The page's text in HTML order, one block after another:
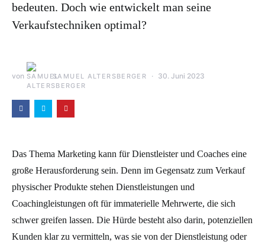
bedeuten. Doch wie entwickelt man seine
Verkaufstechniken optimal?
von SAMUEL ALTERSBERGER 30. Juni 2023
Das Thema Marketing kann für Dienstleister und Coaches eine
große Herausforderung sein. Denn im Gegensatz zum Verkauf
physischer Produkte stehen Dienstleistungen und
Coachingleistungen oft für immaterielle Mehrwerte, die sich
schwer greifen lassen. Die Hürde besteht also darin, potenziellen
Kunden klar zu vermitteln, was sie von der Dienstleistung oder